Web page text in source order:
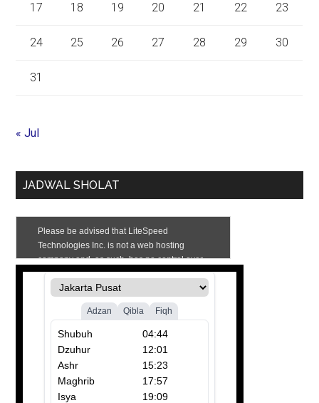
17 18 19 20 21 22 23
24 25 26 27 28 29 30
31
« Jul
JADWAL SHOLAT